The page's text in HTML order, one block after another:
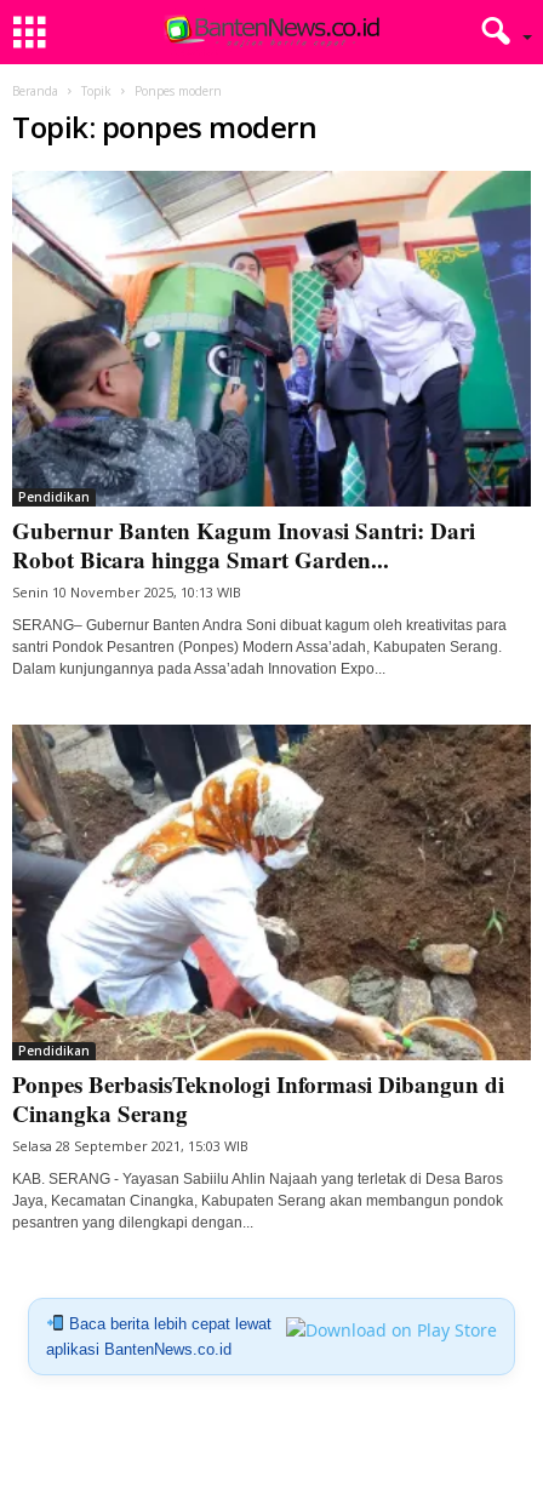
Beranda Topik Ponpes modern
Topik: ponpes modern
Pendidikan
Gubernur Banten Kagum Inovasi Santri: Dari
Robot Bicara hingga Smart Garden...
Senin 10 November 2025, 10:13 WIB
SERANG– Gubernur Banten Andra Soni dibuat kagum oleh kreativitas para
santri Pondok Pesantren (Ponpes) Modern Assa’adah, Kabupaten Serang.
Dalam kunjungannya pada Assa’adah Innovation Expo...
Pendidikan
Ponpes BerbasisTeknologi Informasi Dibangun di
Cinangka Serang
Selasa 28 September 2021, 15:03 WIB
KAB. SERANG - Yayasan Sabiilu Ahlin Najaah yang terletak di Desa Baros
Jaya, Kecamatan Cinangka, Kabupaten Serang akan membangun pondok
pesantren yang dilengkapi dengan...
Baca berita lebih cepat lewat
aplikasi BantenNews.co.id